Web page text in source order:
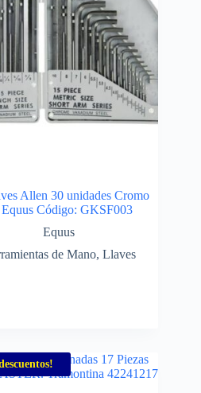
Allen 30 unidades Cromo
Código: GKSF003
Equus
de Mano, Llaves